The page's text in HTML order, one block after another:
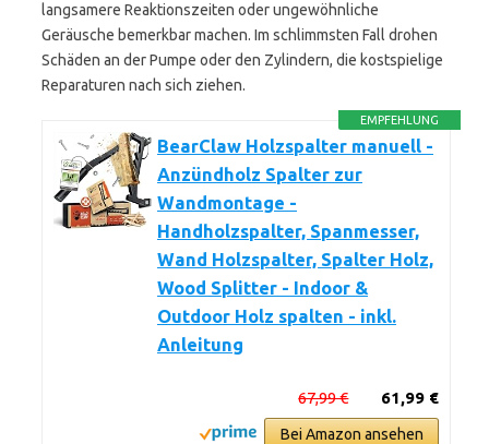
langsamere Reaktionszeiten oder ungewöhnliche
Geräusche bemerkbar machen. Im schlimmsten Fall drohen
Schäden an der Pumpe oder den Zylindern, die kostspielige
Reparaturen nach sich ziehen.
EMPFEHLUNG
BearClaw Holzspalter manuell -
Anzündholz Spalter zur
Wandmontage -
Handholzspalter, Spanmesser,
Wand Holzspalter, Spalter Holz,
Wood Splitter - Indoor &
Outdoor Holz spalten - inkl.
Anleitung
61,99 €
67,99 €
Bei Amazon ansehen